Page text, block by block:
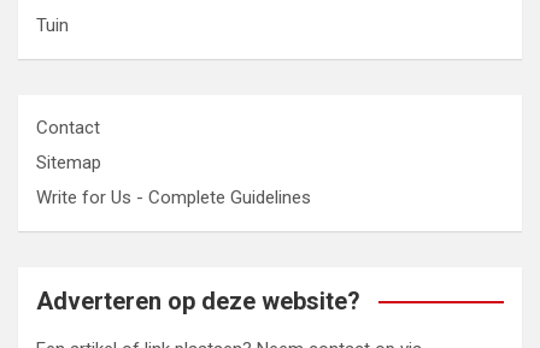
Tuin
Contact
Sitemap
Write for Us - Complete Guidelines
Adverteren op deze website?